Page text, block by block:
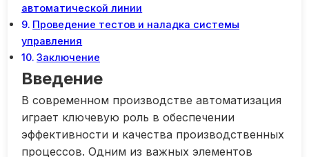
автоматической линии
Проведение тестов и наладка системы
управления
Заключение
Введение
В современном производстве автоматизация
играет ключевую роль в обеспечении
эффективности и качества производственных
процессов. Одним из важных элементов